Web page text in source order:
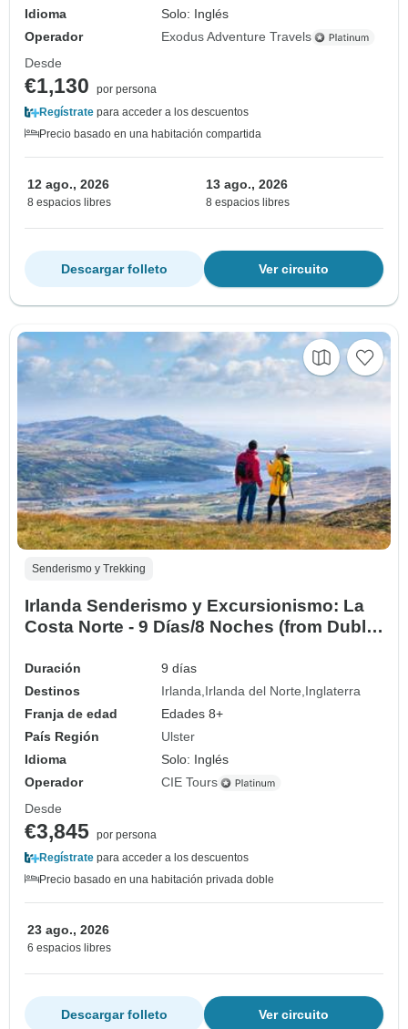
Idioma
Solo: Inglés
Operador
Exodus Adventure Travels
Desde
€1,130
por persona
Regístrate para acceder a los descuentos
Precio basado en una habitación compartida
12 ago., 2026
8 espacios libres
13 ago., 2026
8 espacios libres
Ver circuito
Descargar folleto
Senderismo y Trekking
Irlanda Senderismo y Excursionismo: La
Costa Norte - 9 Días/8 Noches (from Dublín
Duración
9 días
Destinos
Irlanda Irlanda del Norte Inglaterra
Franja de edad
Edades 8+
País Región
Ulster
Idioma
Solo: Inglés
Operador
CIE Tours
Desde
€3,845 por persona
Regístrate para acceder a los descuentos
Precio basado en una habitación privada doble
23 ago., 2026
6 espacios libres
Ver circuito
Descargar folleto